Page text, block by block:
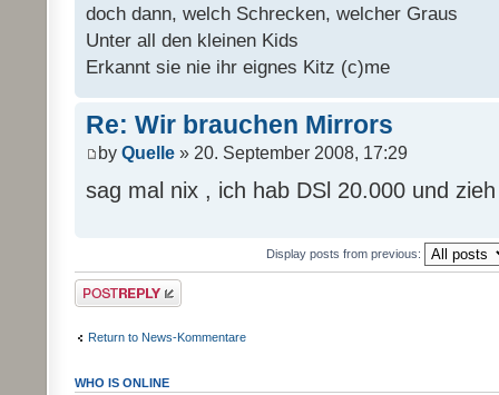
doch dann, welch Schrecken, welcher Graus
Unter all den kleinen Kids
Erkannt sie nie ihr eignes Kitz (c)me
Re: Wir brauchen Mirrors
by Quelle » 20. September 2008, 17:29
sag mal nix , ich hab DSl 20.000 und
Display posts from previous:
Post a reply
Return to News-Kommentare
WHO IS ONLINE